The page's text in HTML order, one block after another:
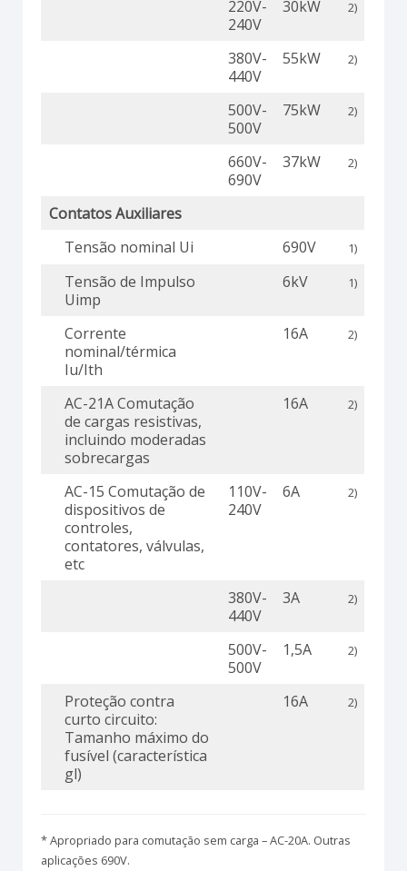
220V-
240V
30kW 2)
380V-
440V
55kW 2)
500V-
500V
75kW 2)
660V-
690V
37kW 2)
Contatos Auxiliares
Tensão nominal Ui
690V 1)
Tensão de Impulso
Uimp
6kV 1)
Corrente
nominal/térmica
Iu/Ith
16A 2)
AC-21A Comutação
de cargas resistivas,
incluindo moderadas
sobrecargas
16A 2)
AC-15 Comutação de
dispositivos de
controles,
contatores, válvulas,
etc
110V-
240V
6A 2)
380V-
440V
3A 2)
500V-
500V
1,5A 2)
Proteção contra
curto circuito:
Tamanho máximo do
fusível (característica
gl)
16A 2)
* Apropriado para comutação sem carga – AC-20A. Outras
aplicações 690V.